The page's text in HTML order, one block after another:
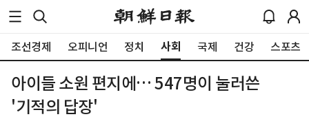
조선경제 오피니언 정치 사회 국제 건강 스포츠
아이들 소원 편지에… 547명이 눌러쓴
'기적의 답장'